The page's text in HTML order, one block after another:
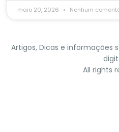
maio 20, 2026 Nenhum
Artigos, Dicas e informações
All rights